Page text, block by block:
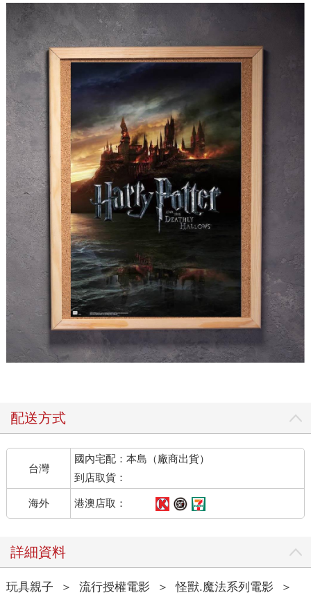
配送方式
台灣
國內宅配：本島（廠商出貨）
到店取貨：
海外 港澳店取：
詳細資料
玩具親子 ＞ 流行授權電影 ＞ 怪獸.魔法系列電影
＞